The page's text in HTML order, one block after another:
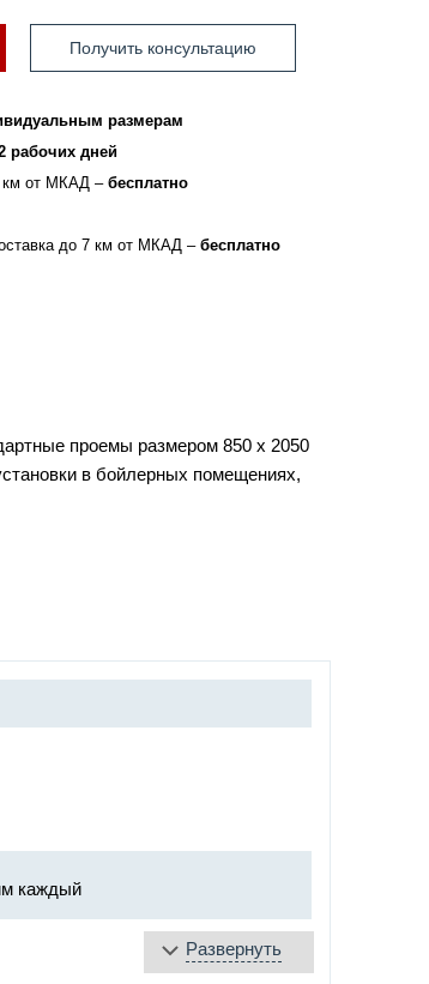
Получить консультацию
размерам
рабочих дней
км от МКАД – бесплатно
до 7 км от МКАД –бесплатно
проемы размером 850 х 2050
в бойлерных помещениях,
каждый
Развернуть